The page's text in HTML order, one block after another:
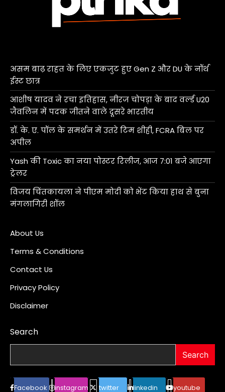
असम बाढ़ राहत के लिए एकजुट हुए Gen Z और DU के नॉर्थ
ईस्ट छात्र
आशीष यादव ने रचा इतिहास, नीरज चोपड़ा के बाद वर्ल्ड U20
जैवलिन में पदक जीतने वाले दूसरे भारतीय
डॉ. के. ए. पॉल के समर्थन में उतरे टिम शीही, FCRA बिल पर
अपील
Yash की Toxic का नया पोस्टर रिलीज, आज 7:01 बजे आएगा
ट्रेलर
विजय चिंतकायला ने पीएम मोदी को भेंट किया हाथ से बुना
मंगलागिरी शॉल
About Us
Terms & Conditions
Contact Us
Privacy Policy
Disclaimer
Search
Search
Facebook instagram twitter linkedin youtube